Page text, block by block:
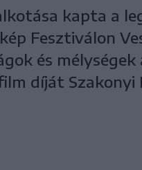
kapta a
Fesztiválon
és mélységek
díját Szakonyi